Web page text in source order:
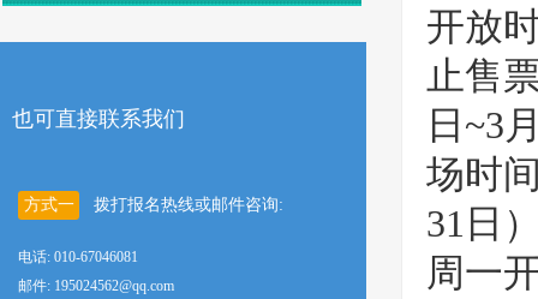
也可直接联系我们
方式一 拨打报名热线或邮件咨询:
电话: 010-67046081
邮件: 195024562@qq.com
开放
止售
日~3
场时
31日
周一